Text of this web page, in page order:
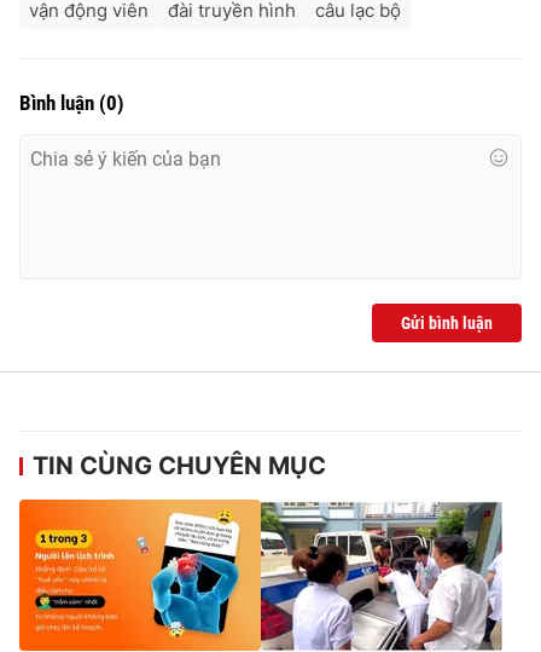
vận động viên
đài truyền hình câu lạc bộ
Bình luận (0)
Gửi bình luận
TIN CÙNG CHUYÊN MỤC